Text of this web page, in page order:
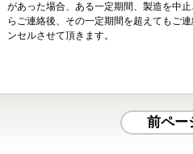
があった場合、ある一定期間、製造を中
らご連絡後、その一定期間を超えてもご
ンセルさせて頂きます。
前ペー